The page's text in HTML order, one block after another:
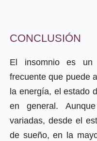
CONCLUSIÓN
El insomnio es un
frecuente que puede
la energía, el estado
en general.
variadas, desde el
de sueño, en la